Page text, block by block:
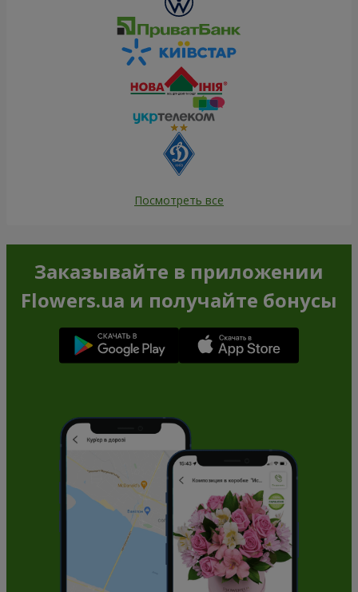
Посмотреть все
Заказывайте в приложении
Flowers.ua и получайте бонусы